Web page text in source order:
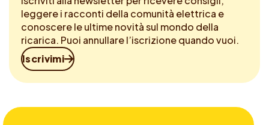
leggere i racconti della comunità elettrica e
conoscere le ultime novità sul mondo della
ricarica. Puoi annullare l’iscrizione quando vuoi.
Iscrivimi